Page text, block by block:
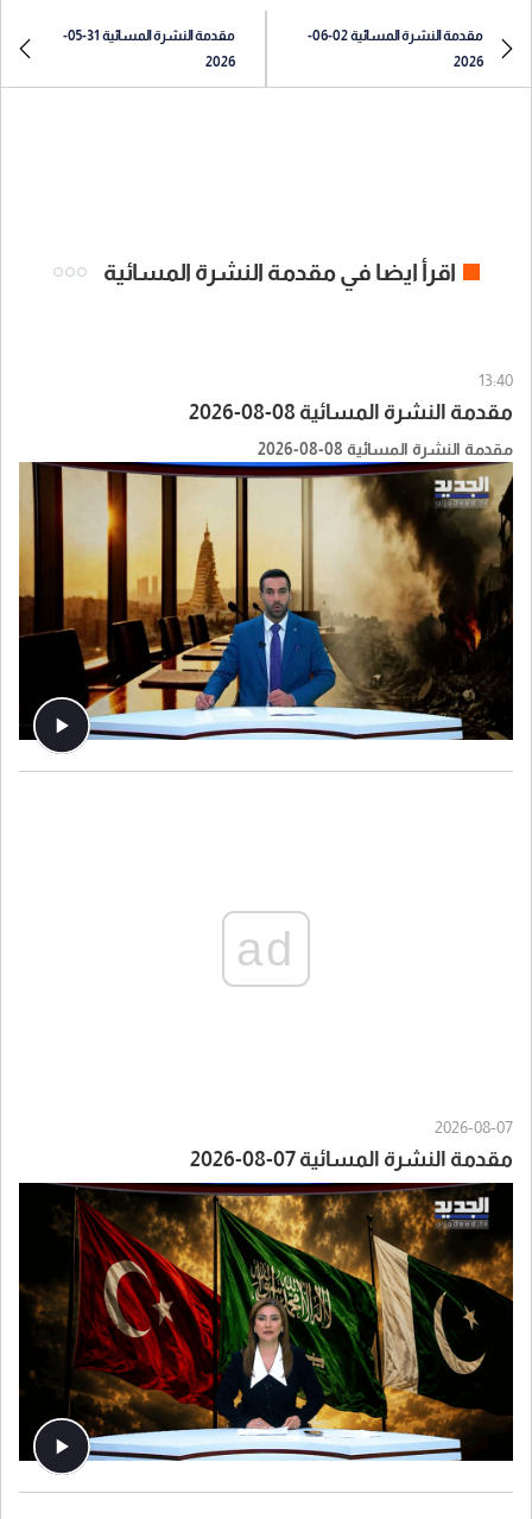
مقدمة النشرة المسائية 02-06-
2026
مقدمة النشرة المسائية 31-05-
2026
اقرأ ايضا في مقدمة النشرة المسائية
13:40
مقدمة النشرة المسائية 08-08-2026
مقدمة النشرة المسائية 08-08-2026
ad
2026-08-07
مقدمة النشرة المسائية 07-08-2026